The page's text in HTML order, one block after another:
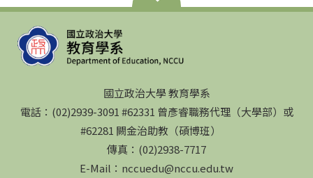
國立政治大學 教育學系
電話：(02)2939-3091 #62331 曾彥睿職務代理（大學部）或
#62281 闕金治助教（碩博班）
傳真：(02)2938-7717
E-Mail：nccuedu@nccu.edu.tw